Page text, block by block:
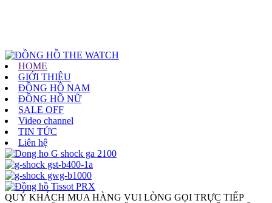
HOME
GIỚI THIỆU
ĐỒNG HỒ NAM
ĐỒNG HỒ NỮ
SALE OFF
Video channel
TIN TỨC
Liên hệ
QUÝ KHÁCH MUA HÀNG VUI LÒNG GỌI TRỰC TIẾP